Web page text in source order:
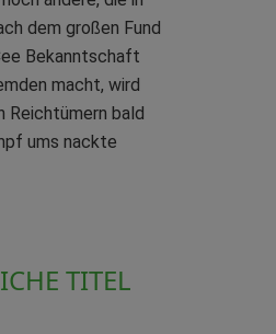
dem großen Fund
Bekanntschaft
macht, wird
Reichtümern bald
ums nackte
TITEL